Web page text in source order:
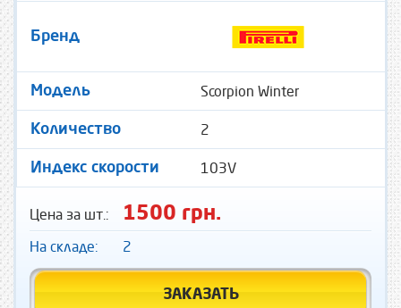
Бренд
Модель Scorpion Winter
Количество 2
Индекс скорости 103V
Цена за шт.: 1500 грн.
На складе: 2
ЗАКАЗАТЬ